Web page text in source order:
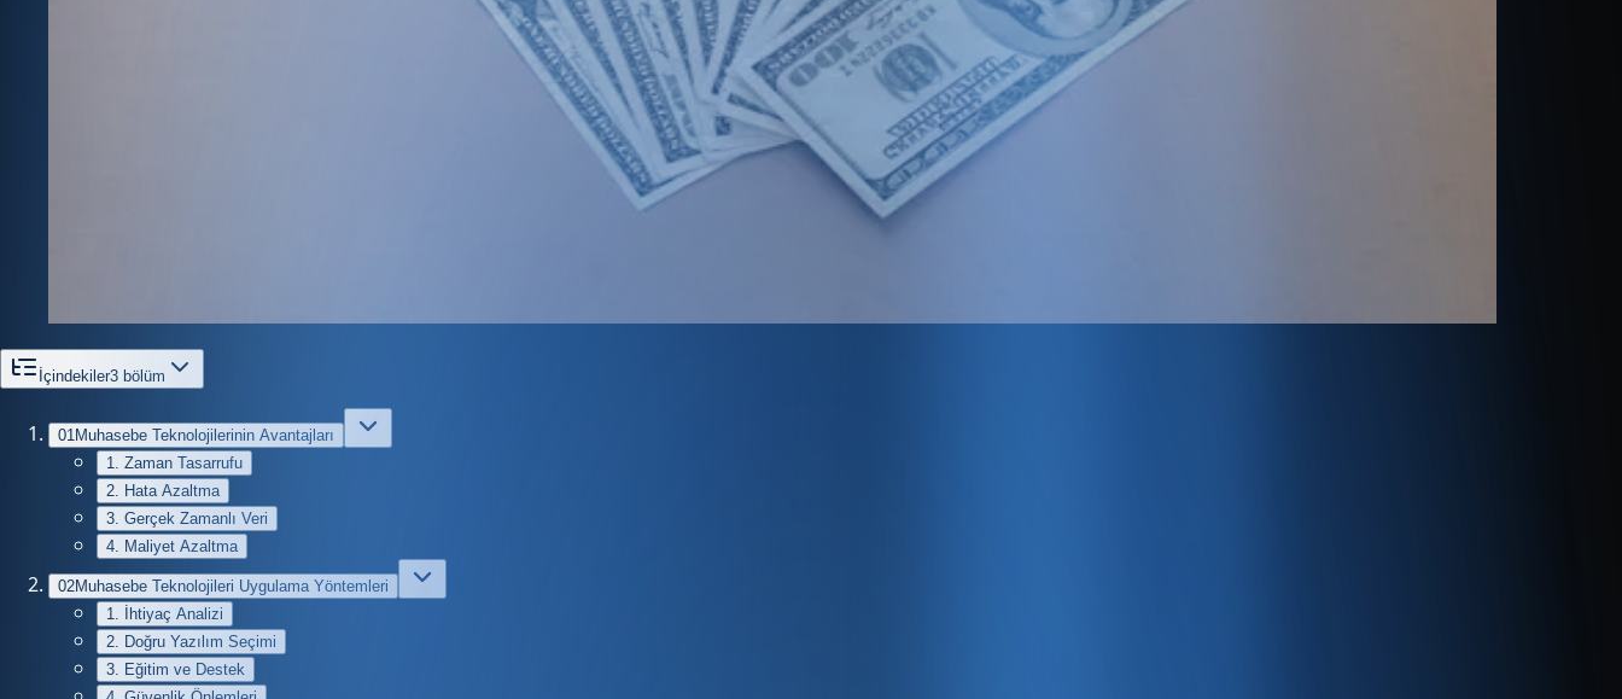
İçindekiler3 bölüm
01 Muhasebe Teknolojilerinin Avantajları
1. Zaman Tasarrufu
2. Hata Azaltma
3. Gerçek Zamanlı Veri
4. Maliyet Azaltma
02Muhasebe Teknolojileri Uygulama Yöntemleri
1. İhtiyaç Analizi
2. Doğru Yazılım Seçimi
3. Eğitim ve Destek